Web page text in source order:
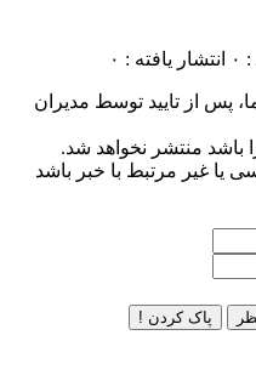
انتشار یافته : ۰
پس از تایید توسط مدیران
باشد منتشر نخواهد شد.
یا غیر مرتبط با خبر باشد
پاک کردن !